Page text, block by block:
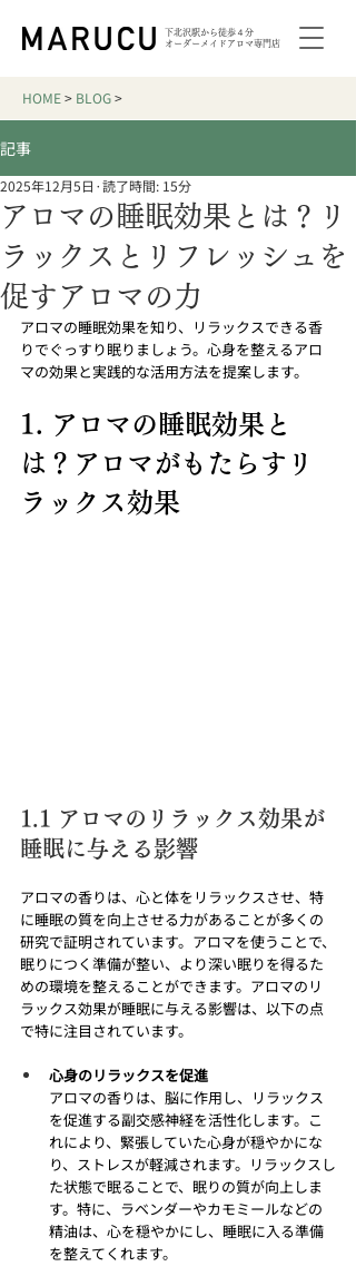
下北沢駅から徒歩４分
オーダーメイドアロマ専門店
HOME> BLOG>
記事
アロマの睡眠効果とは？リ
ラックスとリフレッシュを
促すアロマの力
2025年12月5日 読了時間: 15分
アロマの睡眠効果を知り、リラックスできる香
りでぐっすり眠りましょう。心身を整えるアロ
マの効果と実践的な活用方法を提案します。
1. アロマの睡眠効果と
は？アロマがもたらすリ
ラックス効果
1.1 アロマのリラックス効果が
睡眠に与える影響
アロマの香りは、心と体をリラックスさせ、特
に睡眠の質を向上させる力があることが多くの
研究で証明されています。アロマを使うことで、
眠りにつく準備が整い、より深い眠りを得るた
めの環境を整えることができます。アロマのリ
ラックス効果が睡眠に与える影響は、以下の点
で特に注目されています。
心身のリラックスを促進
アロマの香りは、脳に作用し、リラックス
を促進する副交感神経を活性化します。こ
れにより、緊張していた心身が穏やかにな
り、ストレスが軽減されます。リラックスし
た状態で眠ることで、眠りの質が向上しま
す。特に、ラベンダーやカモミールなどの
精油は、心を穏やかにし、睡眠に入る準備
を整えてくれます。